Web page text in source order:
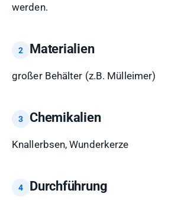
werden.
Materialien
großer Behälter (z.B. Mülleimer)
Chemikalien
Knallerbsen, Wunderkerze
Durchführung